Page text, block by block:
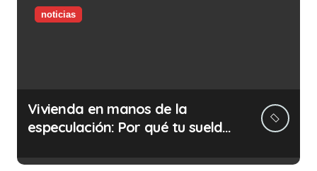
noticias
Vivienda en manos de la
especulación: Por qué tu sueldo